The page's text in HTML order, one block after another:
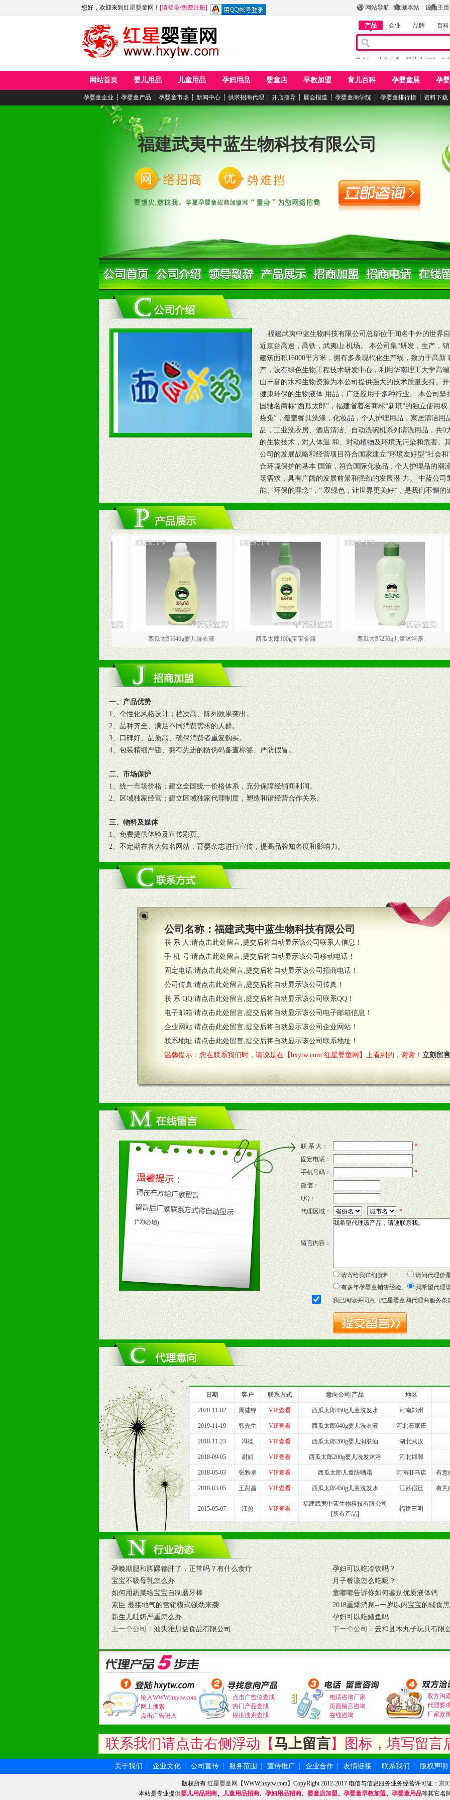
网站导航 收藏本站 设为主页
您好，欢迎来到 红星婴童网 ！ [请登录/免费注册]
产品 企业 品牌 百科
热搜： 儿童玩具 婴幼儿奶粉 牛
网站首页 婴儿用品 儿童用品 孕妇用品 婴童店 早教加盟 育儿百科 孕婴童展 孕
孕婴童企业 ┆ 孕婴童产品 ┆ 孕婴童市场 ┆ 新闻中心 ┆ 供求招商代理 ┆ 开店指导 ┆ 展会报道 ┆ 孕婴童商学院 ┆ 孕婴童排行榜 ┆ 资料下载
福建武夷中蓝生物科技有限公司
福建武夷中蓝生物科技有限公司总部位于闻名中外的世界
近京台高速，高铁，武夷山 机场。 本公司集“研发，生产，
建筑面积16000平方米，拥有多条现代化生产线，致力于高
产，设有绿色生物工程技术研发中心，利用华南理工大学高
山丰富的水和生物资源为本公司提供强大的技术质量支持。
健康环保的生物液体 用品，广泛应用于多种行业。 本公司坚
国驰名商标“西瓜太郎”，福建省着名商标“新琪”的独立使用
袋兔”，覆盖餐具洗涤，化妆品，个人护理用品，家居清洁用
品，工业洗衣房、酒店清洁、自动洗碗机系列清洗用品，共9
的生物技术，对人体温 和、对动植物及环境无污染和危害。
公司的发展战略和经营项目符合国家建立“环境友好型”社会
合环境保护的基本 国策，符合国际化妆品，个人护理品的潮
场需求，具有广阔的发展前景和强劲的发展潜 力。 中蓝公司
能、环保的理念”，“ 双绿色，让世界更美好”，是我们不懈的
西瓜太郎640g婴儿洗衣液 西瓜太郎100g宝宝金露 西瓜太郎250g儿童沐浴露
一、产品优势
1、个性化风格设计；档次高、陈列效果突出。
2、品种齐全、满足不同消费需求的人群。
3、口碑好、品质高、确保消费者重复购买。
4、包装精细严密、拥有先进的防伪码备查标签、严防假冒。
二、市场保护
1、统一市场价格；建立全国统一价格体系，充分保障经销商利润。
2、区域独家经营；建立区域独家代理制度，塑造和谐经营合作关系。
三、物料及媒体
1、免费提供体验及宣传彩页。
2、不定期在各大知名网站，育婴杂志进行宣传，提高品牌知名度和影响力。
3、根据地方实际情况提供销售喷绘画、促销架等销售道具。
四、市场操作及支持
1、根据区域市场协助制定具体营销策略。
2、根据具体情况公司给予必要市场支持。
3、根据市场需要，派驻区域销售人员全程跟踪服务，以确保产品顺利销售。
4、根据市场情况公司给予专职或兼职的业务代表及终端导购支持。
五、退换货制度
1、给予前期市场操作一定比例退换货政策。
2、对于临期，滞销品给予一定比例调换政策。
六、服务优势
1、完善的信息服务咨询中心：本着对代理商负责的态度，我们将及时回复您的疑问。
2、售后服务：突发性产品问题或消费者意见反馈，我们予以及时受理记录并合理妥善解决。
3、我们时刻整理各区销售情况，帮您诊断、分析市场，及时收编销售效果显着的案例，与您共商启动市场。
七、招商代理（全国各地）
1、认同我们的经营理念。
2、具备较好商业信誉和资金实力。
3、具备区域内良好的终端网点和销售渠道。
4、具备一定业务团队能力覆盖区域的流通渠道，孕婴童渠道，医药渠道并为之提供配送服务。
5、具备较强的市场操作意识，投入意识和配合意识。
八、品牌产品
1、不断提升品牌的知名度，美誉度。
2、不断开创新产品不断满足消费者的新需求及适应市场变化。
九、加盟优势
1、广告企划支持：产品手册、POP宣传画、三折页及宣传礼品全面配赠，免费提供软硬性平面广告、电台广
场武器。
2、市场保护支持：供优质产品，全套合法经营手续，采取统一底价供货、严格保证区域市场独占，杜绝串货
3、对代理商、经销商提供公司资执证明复印件，财务以帐单，税务发票，产品质量报告检测单，产品批号；
4、营销技术支持：因地制宜，采取方案，专家顾问团提供专柜、社区、HS、名人营销等各种模式市场实战操
5、返利奖励支持：累计进货奖励，年终完成任务返利。
6、售后服务支持：营销全程跟踪服务，提供企划、咨询、培训等企业售后服务。
7、退换货支持：诚信为本的退换货保障制度，使经销商市场操作全程无忧。
十、代理条件
1、拥有婴幼儿产品经销网络，营养品或保健食品相关渠道者。
2、认同公司产品及经营理念，有良好的商业道德，良好的商誉，良好的市场网络的公司及销售自然人。
3、严格按照统一最低渠道价格，统一最低零售价销售，保证良性的价格体系，保证均衡的利润体系。
4、具有一定的资金实力，良好的商业信誉，具备地理区位优势。
5、为维护区域经销商利益，不得窜货。
十一、公司支持
1、免费人员培训支持
由销售明星、业务拓展能手、专业营养师、儿童营养专家为客户提供包括销售、营养、售后服务等各项专业培
2、终端宣传品支持
提供全国统一的产品手册、妈妈手册、VI手册、专柜、POP终端宣传物料、多样化的促销物品、礼品等。
3、大型促销活动支持
根据市场开发需要，为代理商、经销商提供活动策划，物料支持、人员支持等。媒体宣传支持
专业的孕婴童媒体、杂志、直销目录等全国性投放，扩大产品体宣传支持
专业的孕婴童媒体、杂志、直销目录等全国性投放，扩大产品宣传，提高产品美誉度。
4、专业完善的售后服务支持
5、确保经销商相应区域内的独家垄断性经营权益。
6、实施经营管理支持，根据经销商销售情况派人员驻地指导。
7、严格控制价格的波动，并给予相应的政策，充分保证经销产品丰厚的利润空间和市场经营的高额回报。
8、提供合理的退换货保障制度，保证经销商合作零风险。
9、及时有力的推出各种终端促销活动来帮助经销商启动和拉动市场销售，提供终端物料及宣传促销用品的支
拉宝、海报、试用装等）
10、提供信息支持，使经销商商融入公司经营中，充分了解来自公司的行销计划，产品的发展，以及行业市场
11、提供方便、快捷、灵活、安全、高效和准确的后勤配送物。
12、不断寻求国际前缘产品，完善母婴、儿童产品品类，为中国妈妈、宝宝提供完善的营养健康产品和宣传
和终端客户提供更好的支持和服务。
1、通过电话、邮件、网上留言等方式与我公司相关负责人取得联系。
2、与我公司相关人员取得联系之后需详细阅读公司有关制度以及合作加盟流程。
3、加盟者也可到我公司实地考察，合作洽谈。
公司名称：福建武夷中蓝生物科技有限公司
联 系 人:请点击此处留言,提交后将自动显示该公司联系人信息！
手 机 号:请点击此处留言,提交后将自动显示该公司移动电话！
固定电话:请点击此处留言,提交后将自动显示该公司招商电话！
公司传真:请点击此处留言,提交后将自动显示该公司传真！
联 系 QQ:请点击此处留言,提交后将自动显示该公司联系QQ！
电子邮箱:请点击此处留言,提交后将自动显示该公司电子邮箱信息！
企业网站:请点击此处留言,提交后将自动显示该公司企业网站！
联系地址:请点击此处留言,提交后将自动显示该公司联系地址！
温馨提示：您在联系我们时，请说是在【hxytw.com 红星婴童网】上看到的，谢谢！ 立刻留言
联 系 人：
*
固定电话：
手机号码：
*
微信：
QQ：
代理区域：
- *
留言内容：
请寄给我详细资料。
请问代理价
有多年孕婴童销售经验。
我希望代理
我已阅读并同意《红星婴童网代理商服务条
日期 客户 联系方式 意向公司|产品 地区
2020-11-02 周陆锋 VIP查看 西瓜太郎450g儿童洗发水 河南郑州
2019-11-19 韩先生 VIP查看 西瓜太郎640g婴儿洗衣液 河北石家庄
2018-11-23 冯德 VIP查看 西瓜太郎200g婴儿润肤油 湖北武汉
2018-09-05 谢娟 VIP查看 西瓜太郎200g婴儿洗发沐浴 河北邯郸
2018-05-03 张雅卓 VIP查看 西瓜太郎儿童防晒霜 河南驻马店 有意
2018-03-05 王彭昌 VIP查看 西瓜太郎450g儿童洗发水 江苏宿迁 有意
2015-05-07 江盈 VIP查看
福建武夷中蓝生物科技有限公司
[所有产品]
福建三明
·孕晚期腿和脚踝都肿了，正常吗？有什么食疗 ·孕妇可以吃冷饮吗？
·宝宝不吸母乳怎么办 ·月子餐该怎么吃呢？
·如何用蔬菜给宝宝自制磨牙棒 ·童嘟嘟告诉你如何鉴别优质液体钙
·素臣 最接地气的营销模式强劲来袭 ·2018重爆消息--一岁以内宝宝的辅食黑
·新生儿吐奶严重怎么办 ·孕妇可以吃鳕鱼吗
·上一个公司：汕头雅加益食品有限公司 ·下一个公司：云和县木丸子玩具有限
输入WWW.hxytw.com
网上搜索
点击广告进入
点击广告位查找
热门产品查找
根据搜索查找
电话咨询厂家
页面留言咨询
在线咨询
双方沟
代理要
厂家政
联系我们请点击右侧浮动【马上留言】图标，填写留言
关于我们 ┆ 企业文化 ┆ 公司宣传 ┆ 服务范围 ┆ 宣传推广 ┆ 企业合作 ┆ 友情链接 ┆ 联系我们 ┆ 版权声明
版权所有 红星婴童网 【WWW.hxytw.com】CopyRight 2012-2017 电信与信息服务业务经营许可证： 京
本站是专业提供婴儿用品招商、 儿童用品招商、 孕妇用品招商、 婴童店加盟、 孕婴童早教加盟、 孕婴童用品等其它名